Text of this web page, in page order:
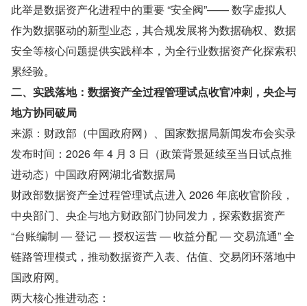
此举是数据资产化进程中的重要 “安全阀”—— 数字虚拟人
作为数据驱动的新型业态，其合规发展将为数据确权、数据
安全等核心问题提供实践样本，为全行业数据资产化探索积
累经验。
二、实践落地：数据资产全过程管理试点收官冲刺，央企与
地方协同破局
来源：财政部（中国政府网）、国家数据局新闻发布会实录
发布时间：2026 年 4 月 3 日（政策背景延续至当日试点推
进动态）中国政府网湖北省数据局
财政部数据资产全过程管理试点进入 2026 年底收官阶段，
中央部门、央企与地方财政部门协同发力，探索数据资产
“台账编制 — 登记 — 授权运营 — 收益分配 — 交易流通” 全
链路管理模式，推动数据资产入表、估值、交易闭环落地中
国政府网。
两大核心推进动态：